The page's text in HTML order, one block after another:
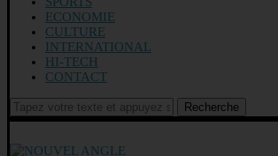
ECONOMIE
CULTURE
INTERNATIONAL
HI-TECH
CONTACT
Recherche